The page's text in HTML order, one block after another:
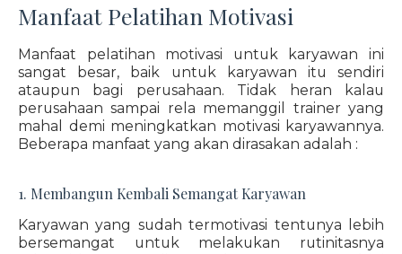
Manfaat Pelatihan Motivasi
Manfaat pelatihan motivasi untuk karyawan ini
sangat besar, baik untuk karyawan itu sendiri
ataupun bagi perusahaan. Tidak heran kalau
perusahaan sampai rela memanggil trainer yang
mahal demi meningkatkan motivasi karyawannya.
Beberapa manfaat yang akan dirasakan adalah :
1. Membangun Kembali Semangat Karyawan
Karyawan yang sudah termotivasi tentunya lebih
bersemangat untuk melakukan rutinitasnya